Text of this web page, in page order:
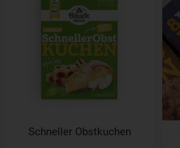
Schneller Obstkuchen